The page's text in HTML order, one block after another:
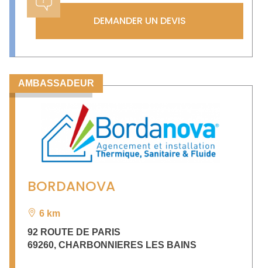
DEMANDER UN DEVIS
AMBASSADEUR
BORDANOVA
6 km
92 ROUTE DE PARIS
69260, CHARBONNIERES LES BAINS